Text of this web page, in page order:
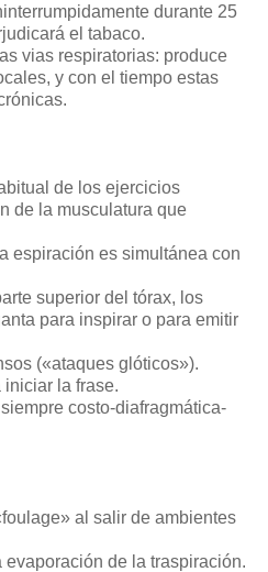
durante 25
el tabaco.
vias respiratorias: produce
y con el tiempo estas
de los ejercicios
de la musculatura que
espiración es simultánea con
superior del tórax, los
para inspirar o para emitir
(«ataques glóticos»).
la frase.
costo-diafragmática-
al salir de ambientes
de la traspiración.